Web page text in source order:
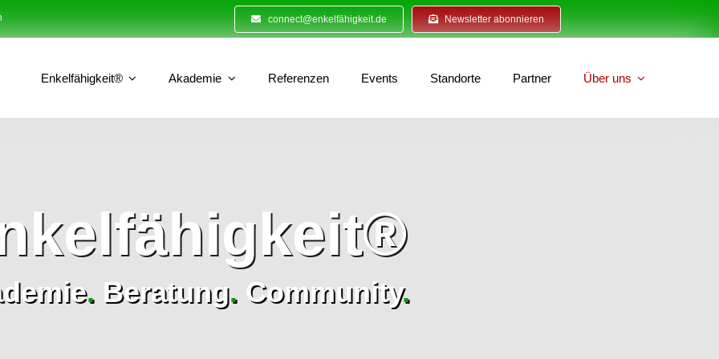
connect@enkelfähigkeit.de Newsletter abonnieren
Enkelfähigkeit® Akademie Referenzen Events Standorte Partner Über uns
.Beratung.Community.